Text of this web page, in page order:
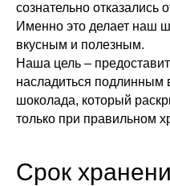
сознательно отказались
Именно это делает наш
вкусным и полезным.
Наша цель –
насладиться подлинным
шоколада, который
только при правильном
Срок